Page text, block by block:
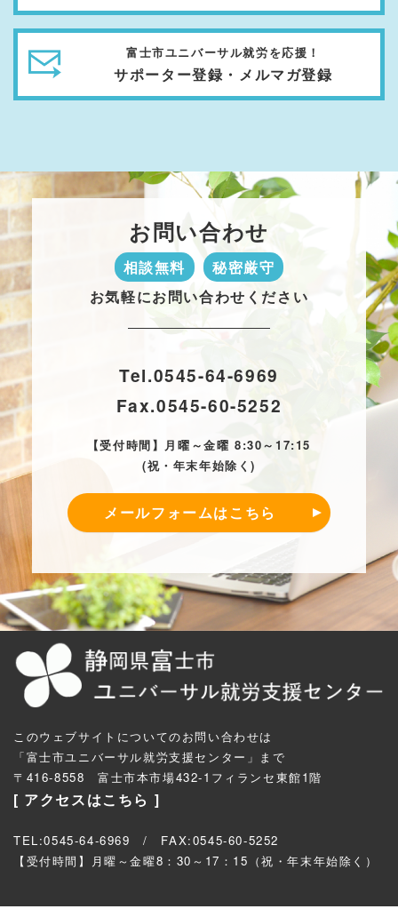
富士市ユニバーサル就労を応援！
サポーター登録・メルマガ登録
お問い合わせ
相談無料
秘密厳守
お気軽にお問い合わせください
Tel.0545-64-6969
Fax.0545-60-5252
【受付時間】月曜～金曜 8:30～17:15
(祝・年末年始除く)
メールフォームはこちら
このウェブサイトについてのお問い合わせは
「富士市ユニバーサル就労支援センター」まで
〒416-8558 富士市本市場432-1フィランセ東館1階
[ アクセスはこちら ]
TEL:0545-64-6969 / FAX:0545-60-5252
【受付時間】月曜～金曜8：30～17：15（祝・年末年始除く）